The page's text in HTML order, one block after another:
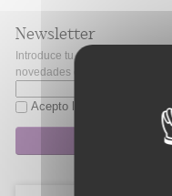
Newsletter
Introduce tu correo
novedades de Fibao.
Acepto la política de